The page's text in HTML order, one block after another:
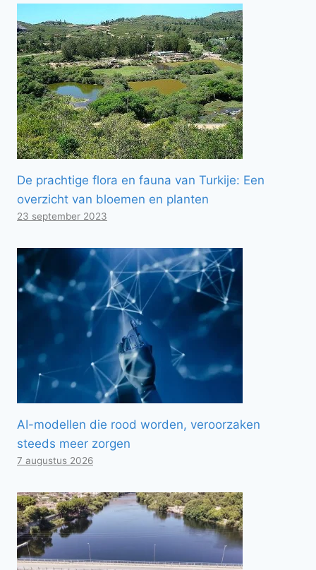
De prachtige flora en fauna van Turkije: Een
overzicht van bloemen en planten
23 september 2023
AI-modellen die rood worden, veroorzaken
steeds meer zorgen
7 augustus 2026